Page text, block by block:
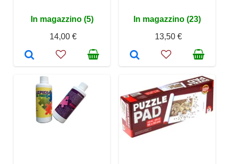
In magazzino (5)
14,00 €
In magazzino (23)
13,50 €